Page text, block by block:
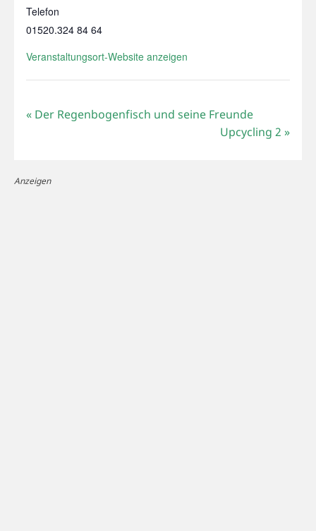
Telefon
01520.324 84 64
Veranstaltungsort-Website anzeigen
«Der Regenbogenfisch und seine Freunde
Upcycling 2»
Anzeigen